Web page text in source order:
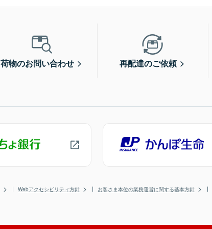
荷物のお問い合わせ 再配達のご依頼
Webアクセシビリティ方針 お客さま本位の業務運営に関する基本方針